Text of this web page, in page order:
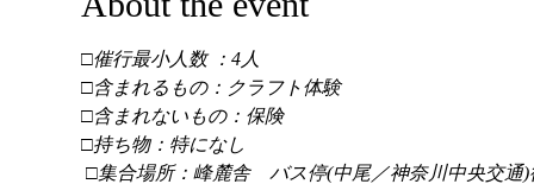
□催行最小人数 ：4人
□含まれるもの：クラフト体験
□含まれないもの：保険
□持ち物：特になし
□集合場所：峰麓舎　バス停(中尾／神奈川中央交通)